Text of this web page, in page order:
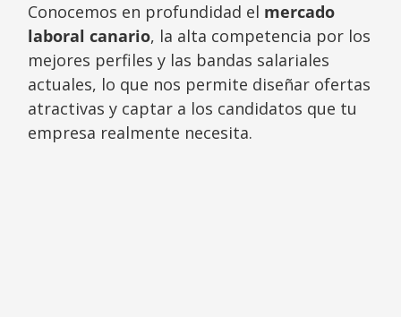
Conocemos en profundidad el mercado
laboral canario, la alta competencia por los
mejores perfiles y las bandas salariales
actuales, lo que nos permite diseñar ofertas
atractivas y captar a los candidatos que tu
empresa realmente necesita.